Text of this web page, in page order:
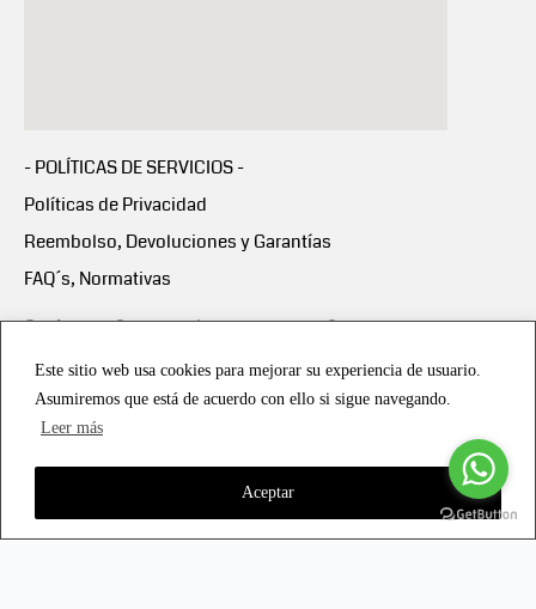
Este sitio web usa cookies para mejorar su experiencia de usuario.
Asumiremos que está de acuerdo con ello si sigue navegando.
Leer más
Aceptar
- POLÍTICAS DE SERVICIOS -
Políticas de Privacidad
Reembolso, Devoluciones y Garantías
FAQ´s, Normativas
Scalapay:Compra ahora y paga en 3 cuotas
Scalapay Política Privacidad
Copyright © 2021 all rights reserved - Vialmotor